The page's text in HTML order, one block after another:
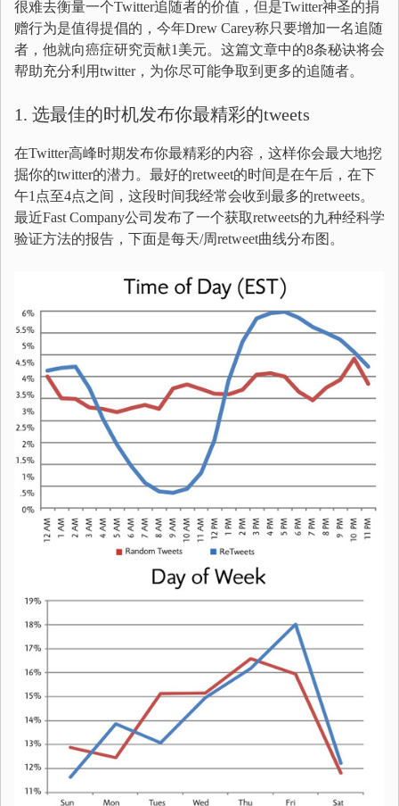
很难去衡量一个Twitter追随者的价值，但是Twitter神圣的捐
赠行为是值得提倡的，今年Drew Carey称只要增加一名追随
者，他就向癌症研究贡献1美元。这篇文章中的8条秘诀将会
帮助充分利用twitter，为你尽可能争取到更多的追随者。
1. 选最佳的时机发布你最精彩的tweets
在Twitter高峰时期发布你最精彩的内容，这样你会最大地挖
掘你的twitter的潜力。最好的retweet的时间是在午后，在下
午1点至4点之间，这段时间我经常会收到最多的retweets。
最近Fast Company公司发布了一个获取retweets的九种经科学
验证方法的报告，下面是每天/周retweet曲线分布图。